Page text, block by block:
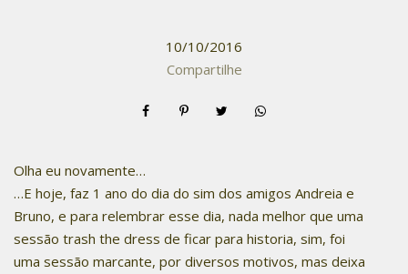
10/10/2016
Compartilhe
Olha eu novamente…
…E hoje, faz 1 ano do dia do sim dos amigos Andreia e
Bruno, e para relembrar esse dia, nada melhor que uma
sessão trash the dress de ficar para historia, sim, foi
uma sessão marcante, por diversos motivos, mas deixa